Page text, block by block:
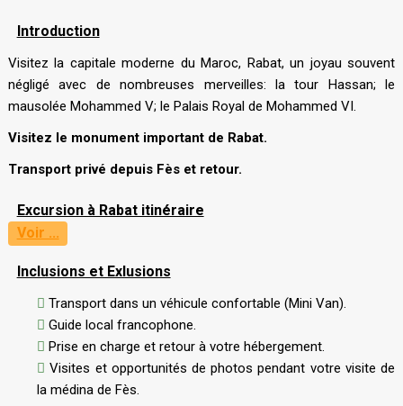
Introduction
Visitez la capitale moderne du Maroc, Rabat, un joyau souvent
négligé avec de nombreuses merveilles: la tour Hassan; le
mausolée Mohammed V; le Palais Royal de Mohammed VI.
Visitez le monument important de Rabat.
Transport privé depuis Fès et retour.
Excursion à Rabat itinéraire
Voir ...
Inclusions et Exlusions
Transport dans un véhicule confortable (Mini Van).
Guide local francophone.
Prise en charge et retour à votre hébergement.
Visites et opportunités de photos pendant votre visite de
la médina de Fès.